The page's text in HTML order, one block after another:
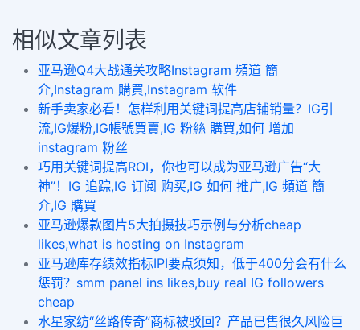
相似文章列表
亚马逊Q4大战通关攻略Instagram 頻道 簡
介,Instagram 購買,Instagram 软件
新手卖家必看！怎样利用关键词提高店铺销量？IG引
流,IG爆粉,IG帳號買賣,IG 粉絲 購買,如何 增加
instagram 粉丝
巧用关键词提高ROI，你也可以成为亚马逊广告“大
神”！IG 追踪,IG 订阅 购买,IG 如何 推广,IG 頻道 簡
介,IG 購買
亚马逊爆款图片5大拍摄技巧示例与分析cheap
likes,what is hosting on Instagram
亚马逊库存绩效指标IPI要点须知，低于400分会有什么
惩罚？smm panel ins likes,buy real IG followers
cheap
水星家纺“丝路传奇”商标被驳回？产品已售很久风险巨